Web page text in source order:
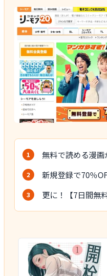
無料で読める漫画
新規登録で70％
更に！【7日間無